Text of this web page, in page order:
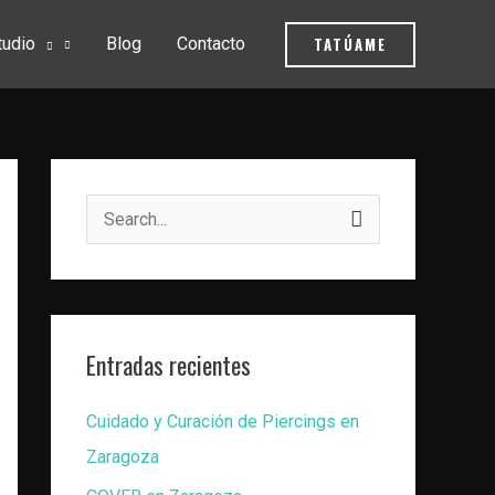
Blog Contacto TATÚAME
a
Entradas recientes
Cuidado y Curación de Piercings en
Zaragoza